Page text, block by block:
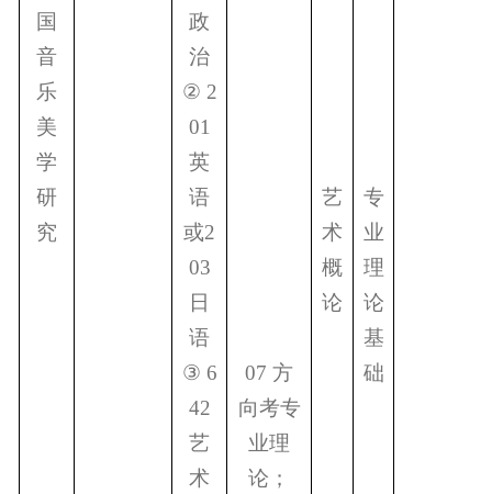
国
音
乐
美
学
研
究
政
治
② 2
01
英
语
或2
03
日
语
③ 6
42
艺
术
07 方
向考专
业理
论；
艺
术
概
论
专
业
理
论
基
础